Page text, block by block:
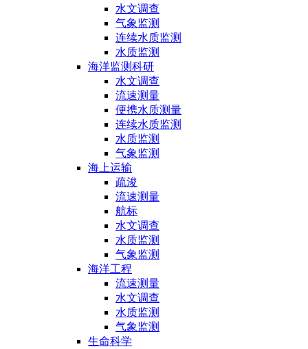
水文调查
气象监测
连续水质监测
水质监测
海洋监测科研
水文调查
流速测量
便携水质测量
连续水质监测
水质监测
气象监测
海上运输
疏浚
流速测量
航标
水文调查
水质监测
气象监测
海洋工程
流速测量
水文调查
水质监测
气象监测
生命科学